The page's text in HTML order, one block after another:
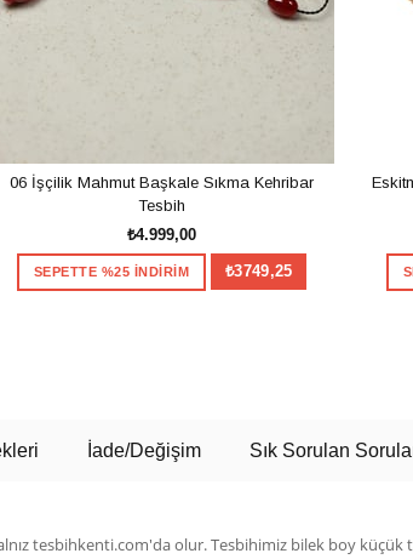
06 İşçilik Mahmut Başkale Sıkma Kehribar
Tesbih
₺4.999,00
SEPETTE %25 İNDİRİM ₺3749,25
İade/Değişim Sık Sorulan
tesbihkenti.com'da olur. Tesbihimiz bilek boy